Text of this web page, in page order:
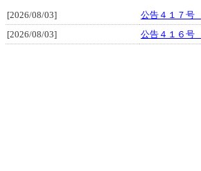
[2026/08/03]
公告４１７号
[2026/08/03]
公告４１６号